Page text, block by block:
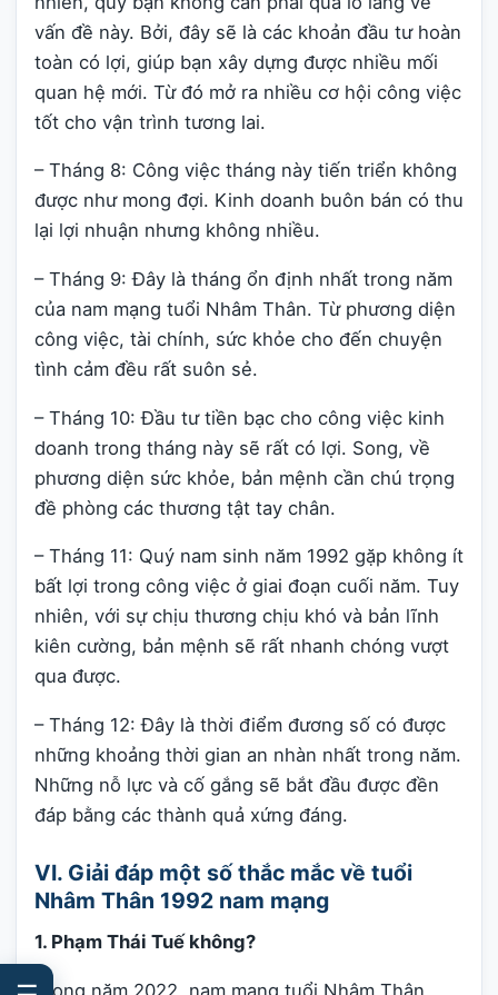
vấn đề này. Bởi, đây sẽ là các khoản đầu tư hoàn
toàn có lợi, giúp bạn xây dựng được nhiều mối
quan hệ mới. Từ đó mở ra nhiều cơ hội công việc
tốt cho vận trình tương lai.
– Tháng 8: Công việc tháng này tiến triển không
được như mong đợi. Kinh doanh buôn bán có thu
lại lợi nhuận nhưng không nhiều.
– Tháng 9: Đây là tháng ổn định nhất trong năm
của nam mạng tuổi Nhâm Thân. Từ phương diện
công việc, tài chính, sức khỏe cho đến chuyện
tình cảm đều rất suôn sẻ.
– Tháng 10: Đầu tư tiền bạc cho công việc kinh
doanh trong tháng này sẽ rất có lợi. Song, về
phương diện sức khỏe, bản mệnh cần chú trọng
đề phòng các thương tật tay chân.
– Tháng 11: Quý nam sinh năm 1992 gặp không ít
bất lợi trong công việc ở giai đoạn cuối năm. Tuy
nhiên, với sự chịu thương chịu khó và bản lĩnh
kiên cường, bản mệnh sẽ rất nhanh chóng vượt
qua được.
– Tháng 12: Đây là thời điểm đương số có được
những khoảng thời gian an nhàn nhất trong năm.
Những nỗ lực và cố gắng sẽ bắt đầu được đền
đáp bằng các thành quả xứng đáng.
VI. Giải đáp một số thắc mắc về tuổi
Nhâm Thân 1992 nam mạng
1. Phạm Thái Tuế không?
Trong năm 2022, nam mạng tuổi Nhâm Thân